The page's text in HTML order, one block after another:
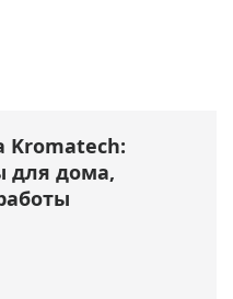
Kromatech:
для дома,